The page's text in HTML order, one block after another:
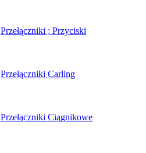
Przełączniki ; Przyciski
Przełączniki Carling
Przełączniki Ciągnikowe